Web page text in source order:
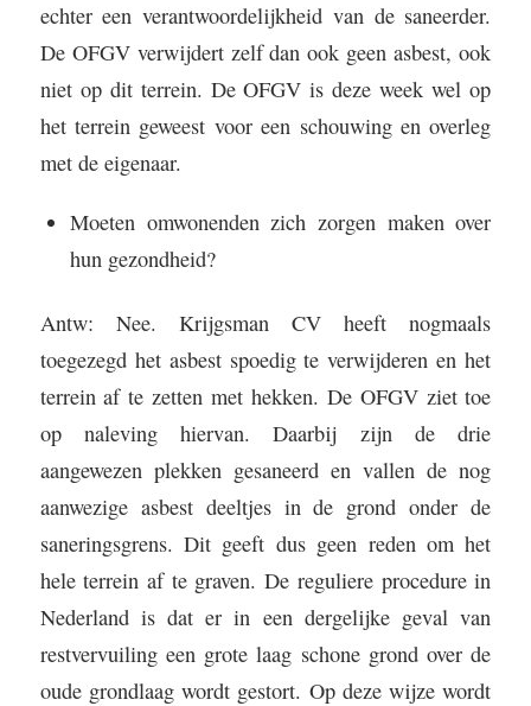
echter een verantwoordelijkheid van de saneerder.
De OFGV verwijdert zelf dan ook geen asbest, ook
niet op dit terrein. De OFGV is deze week wel op
het terrein geweest voor een schouwing en overleg
met de eigenaar.
Moeten omwonenden zich zorgen maken over
hun gezondheid?
Antw: Nee. Krijgsman CV heeft nogmaals
toegezegd het asbest spoedig te verwijderen en het
terrein af te zetten met hekken. De OFGV ziet toe
op naleving hiervan. Daarbij zijn de drie
aangewezen plekken gesaneerd en vallen de nog
aanwezige asbest deeltjes in de grond onder de
saneringsgrens. Dit geeft dus geen reden om het
hele terrein af te graven. De reguliere procedure in
Nederland is dat er in een dergelijke geval van
restvervuiling een grote laag schone grond over de
oude grondlaag wordt gestort. Op deze wijze wordt